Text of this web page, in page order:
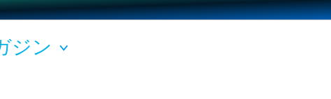
ジン